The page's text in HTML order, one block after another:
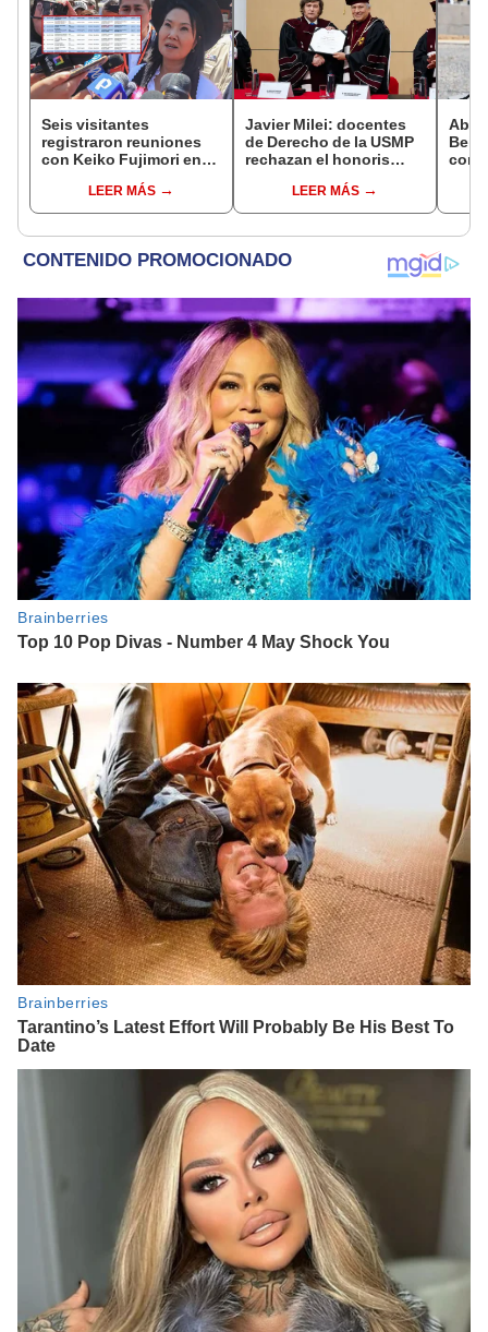
Seis visitantes
registraron reuniones
con Keiko Fujimori en
presidenta se
encontraba en Junín
LEER MÁS
Javier Milei: docentes
de Derecho de la USMP
rechazan el honoris
presidente de Argentina
LEER MÁS